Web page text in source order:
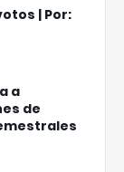
| Por:
a
de